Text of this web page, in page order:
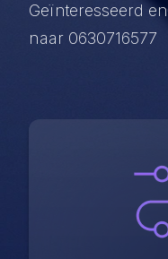
Geïnteresseerd
naar 0630716577